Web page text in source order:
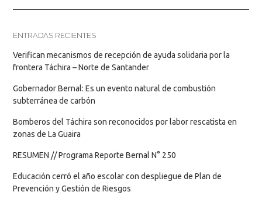
ENTRADAS RECIENTES
Verifican mecanismos de recepción de ayuda solidaria por la
frontera Táchira – Norte de Santander
Gobernador Bernal: Es un evento natural de combustión
subterránea de carbón
Bomberos del Táchira son reconocidos por labor rescatista en
zonas de La Guaira
RESUMEN // Programa Reporte Bernal N° 250
Educación cerró el año escolar con despliegue de Plan de
Prevención y Gestión de Riesgos